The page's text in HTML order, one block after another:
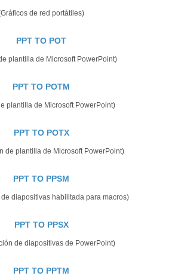
de red portátiles)
PPT TO POT
plantilla de Microsoft PowerPoint)
PPT TO POTM
plantilla de Microsoft PowerPoint)
PPT TO POTX
de plantilla de Microsoft PowerPoint)
PPT TO PPSM
diapositivas habilitada para macros)
PPT TO PPSX
de diapositivas de PowerPoint)
PPT TO PPTM